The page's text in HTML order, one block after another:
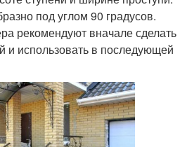
под углом 90 градусов.
рекомендуют вначале сделать
использовать в последующей